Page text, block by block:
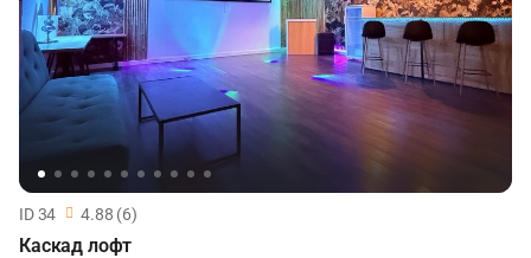
ID 34 4.88 (6)
Каскад лофт